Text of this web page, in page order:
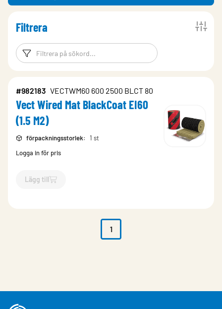
Filtrera
Filtreringsord Filtrera
#982183 VECTWM60 600 2500 BLCT 80
Vect Wired Mat BlackCoat EI60
(1.5 M2)
förpackningsstorlek:
1 st
Logga in för pris
Lägg till
`$Lägg till
1